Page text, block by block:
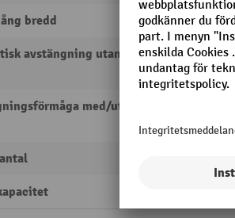
bredd 2186 mm
avstängning utan
5 min
med/utan